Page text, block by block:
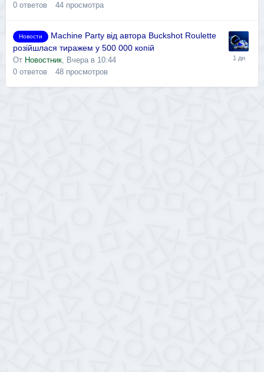
0 ответов 44 просмотра
Новости
Machine Party від автора Buckshot Roulette
розійшлася тиражем у 500 000 копій
От Новостник Вчера в 10:44
0 ответов 48 просмотров